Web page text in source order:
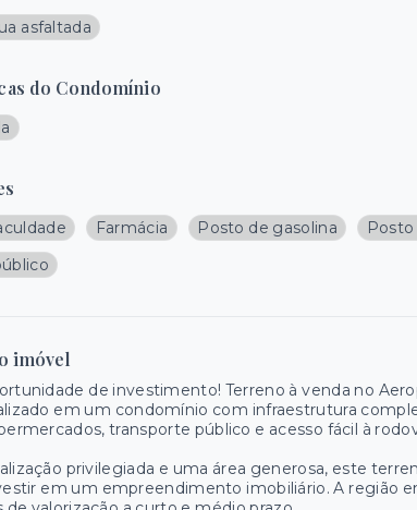
asfaltada
do Condomínio
Farmácia Posto de gasolina Posto
imóvel
de investimento! Terreno à venda no
em um condomínio com infraestrutura
transporte público e acesso fácil à
privilegiada e uma área generosa, este
em um empreendimento imobiliário. A região